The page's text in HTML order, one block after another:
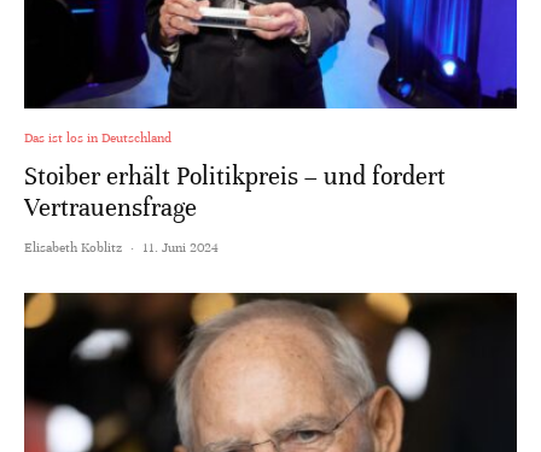
Das ist los in Deutschland
Stoiber erhält Politikpreis – und fordert
Vertrauensfrage
Elisabeth Koblitz · 11. Juni 2024